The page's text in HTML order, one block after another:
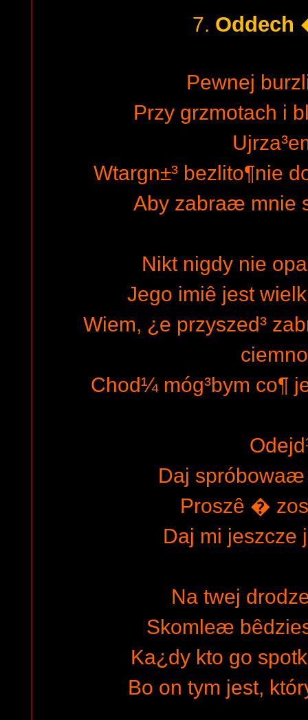
7. Oddech
Pewnej
Przy grzmotach i
Wtargn±³ bezlito¶nie
Aby zabraæ mnie
Nikt nigdy nie
Jego imiê jest
Wiem, ¿e przyszed³
Chod¼ móg³bym co¶
Daj
Proszê �
Daj mi jeszcze
Na twej
Skomleæ
Ka¿dy kto go
Bo on tym jest,